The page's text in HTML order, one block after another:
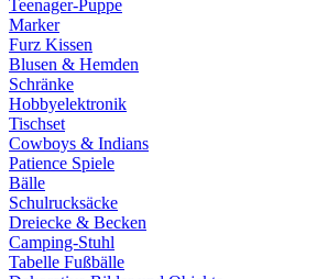
Teenager-Puppe
Marker
Furz Kissen
Blusen & Hemden
Schränke
Hobbyelektronik
Tischset
Cowboys & Indians
Patience Spiele
Bälle
Schulrucksäcke
Dreiecke & Becken
Camping-Stuhl
Tabelle Fußbälle